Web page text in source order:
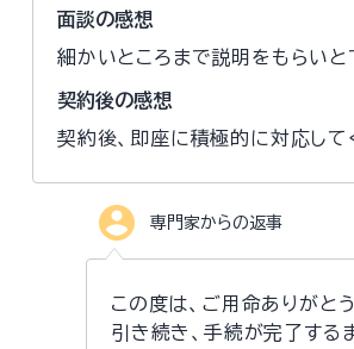
面談の感想
細かいところまで説明をもらいと
契約後の感想
契約後、即座に積極的に対応して
account_circle 専門家からの返事
この度は、ご用命ありがと
引き続き、手続が完了する